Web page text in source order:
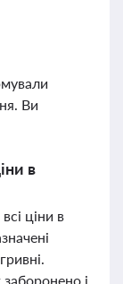
Ви
в
ціни в
і